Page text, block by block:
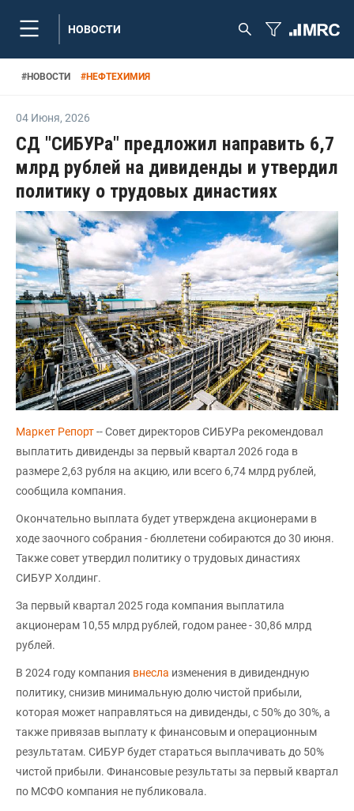
НОВОСТИ
#НОВОСТИ #НЕФТЕХИМИЯ
04 Июня, 2026
СД "СИБУРа" предложил направить 6,7
млрд рублей на дивиденды и утвердил
политику о трудовых династиях
Маркет Репорт-- Совет директоров СИБУРа рекомендовал
выплатить дивиденды за первый квартал 2026 года в
размере 2,63 рубля на акцию, или всего 6,74 млрд рублей,
сообщила компания.
Окончательно выплата будет утверждена акционерами в
ходе заочного собрания - бюллетени собираются до 30 июня.
Также совет утвердил политику о трудовых династиях
СИБУР Холдинг.
За первый квартал 2025 года компания выплатила
акционерам 10,55 млрд рублей, годом ранее - 30,86 млрд
рублей.
В 2024 году компания внесла изменения в дивидендную
политику, снизив минимальную долю чистой прибыли,
которая может направляться на дивиденды, с 50% до 30%, а
также привязав выплату к финансовым и операционным
результатам. СИБУР будет стараться выплачивать до 50%
чистой прибыли. Финансовые результаты за первый квартал
по МСФО компания не публиковала.